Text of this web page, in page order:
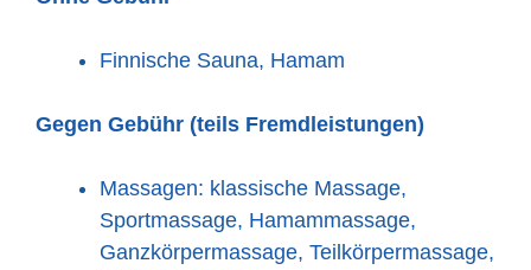
Finnische Sauna, Hamam
Gegen Gebühr (teils Fremdleistungen)
Massagen: klassische Massage,
Sportmassage, Hamammassage,
Ganzkörpermassage, Teilkörpermassage,